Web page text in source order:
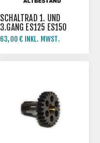
SCHALTRAD 1. UND
3.GANG ES125 ES150
TS125 TS150
63,00 € INKL. MWST.